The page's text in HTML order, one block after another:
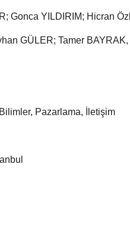
Gonca YILDIRIM; Hicran
GÜLER; Tamer
Pazarlama, İletişim